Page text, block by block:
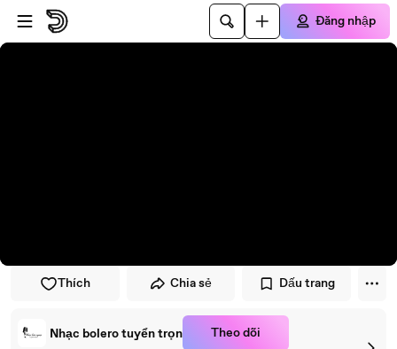
Đi đến trình phát
Đi đến nội dung chính
Đăng nhập
Thích Chia sẻ Dấu trang
Nhạc bolero tuyển trọn Theo dõi